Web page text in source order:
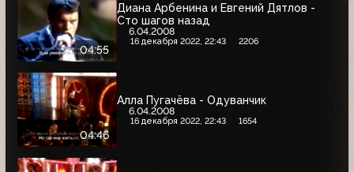
04:55
Диана Арбенина и Евгений Дятлов -
Сто шагов назад
6.04.2008
16 декабря 2022, 22:43 2206
04:46
Алла Пугачёва - Одуванчик
6.04.2008
16 декабря 2022, 22:43 1654